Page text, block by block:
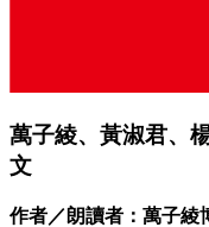
萬子綾、黃淑君、
文
作者／朗讀者：萬子綾